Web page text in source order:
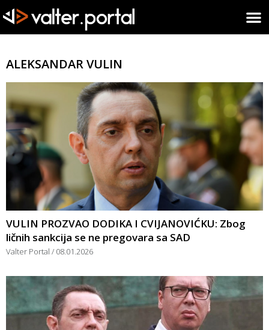
ALEKSANDAR VULIN
VULIN PROZVAO DODIKA I CVIJANOVIĆKU: Zbog
ličnih sankcija se ne pregovara sa SAD
Valter Portal 08.01.2026